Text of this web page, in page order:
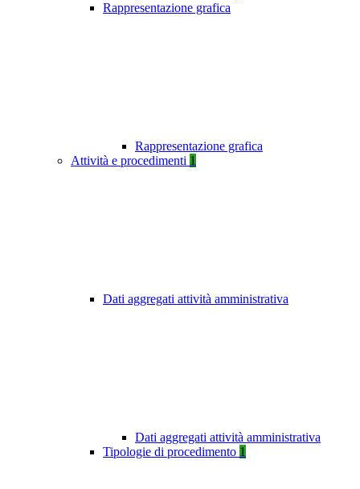
Rappresentazione grafica
Rappresentazione grafica
Attività e procedimenti 1
Dati aggregati attività amministrativa
Dati aggregati attività amministrativa
Tipologie di procedimento 1